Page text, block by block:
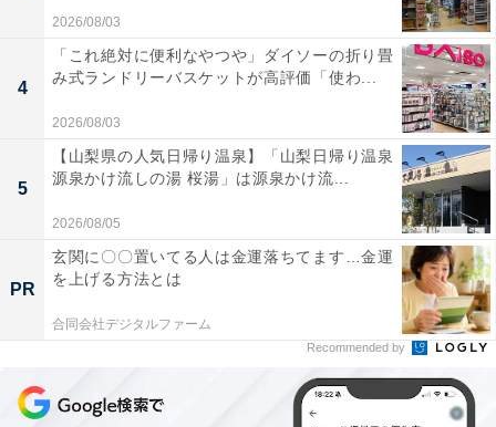
「湯めぐりが楽しめる」
これまでにAll About ニュース編集部が実施したアンケー
ト調査では、下記のような評価が寄せられています。
「泉質の種類が多く、特に冬は硫黄泉やにごり湯が
より温泉らしさを感じられるからです。雪景色の中
で入る露天風呂は格別で、温泉街の雰囲気も落ち着
いていて好きです。アクセスも良く、冬の週末旅行
にぴったりだと思いました」（40代男性／北海道）
2026/08/03
4
「これ絶対に便利なやつや」ダイソーの折り畳
み式ランドリーバスケットが高評価「使わ...
2026/08/03
5
【山梨県の人気日帰り温泉】「山梨日帰り温泉
源泉かけ流しの湯 桜湯」は源泉かけ流...
2026/08/05
PR
玄関に〇〇置いてる人は金運落ちてます…金運
を上げる方法とは
合同会社デジタルファーム
Recommended by